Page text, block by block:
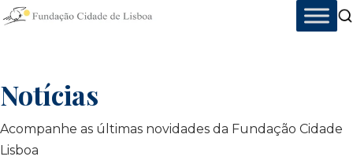
Skip
Notícias
Acompanhe as últimas novidades da Fundação Cidade
Lisboa